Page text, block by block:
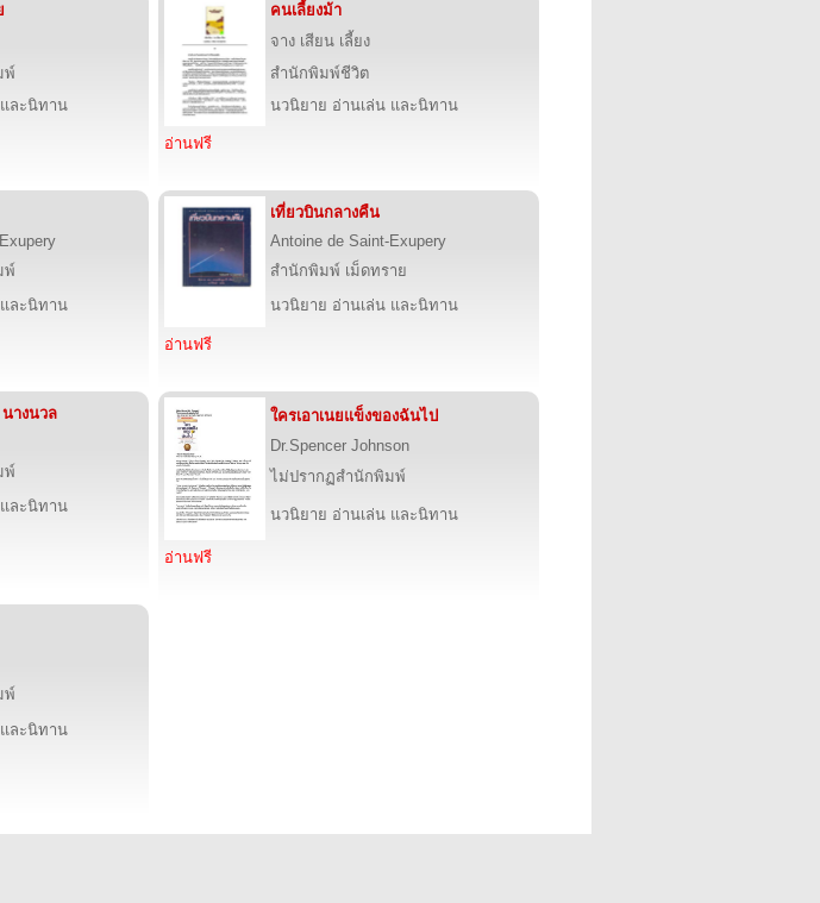
พ์
ละนิทาน
คนเลี้ยงม้า
จาง เสียน เลี้ยง
สำนักพิมพ์ชีวิต
นวนิยาย อ่านเล่น และนิทาน
อ่านฟรี
พ์
ละนิทาน
เที่ยวบินกลางคืน
Antoine de Saint-Exupery
สำนักพิมพ์ เม็ดทราย
นวนิยาย อ่านเล่น และนิทาน
อ่านฟรี
างนวล
พ์
ละนิทาน
ใครเอาเนยแข็งของฉันไป
Dr.Spencer Johnson
ไม่ปรากฏสำนักพิมพ์
นวนิยาย อ่านเล่น และนิทาน
อ่านฟรี
พ์
ละนิทาน